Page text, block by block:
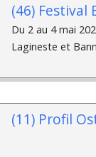
(46) Festival
Du 2 au 4 mai
Lagineste et
(11) Profil